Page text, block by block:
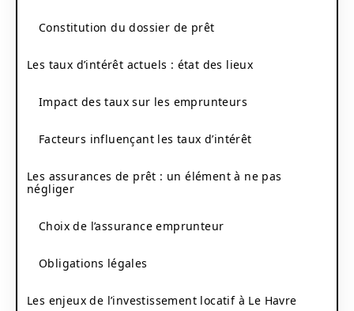
Constitution du dossier de prêt
Les taux d’intérêt actuels : état des lieux
Impact des taux sur les emprunteurs
Facteurs influençant les taux d’intérêt
Les assurances de prêt : un élément à ne pas
négliger
Choix de l’assurance emprunteur
Obligations légales
Les enjeux de l’investissement locatif à Le Havre